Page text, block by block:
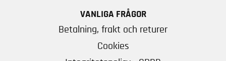
VANLIGA FRÅGOR
Betalning, frakt och returer
Cookies